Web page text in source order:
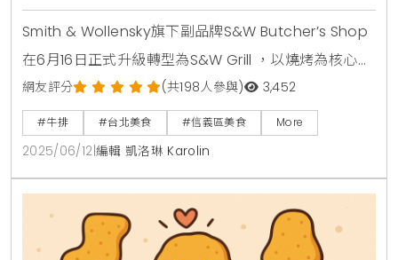
Smith & Wollensky旗下副品牌S&W Butcher’s Shop
在6月16日正式升級轉型為S&W Grill ，以燒烤為核心，
為台灣的美式餐飲市場注入一股全新的活水 。這次的品
牌升級不僅僅是名稱上的改變 ，更是將原有的精品肉舖
轉型為線上商城 ，持續提供高品質的原塊牛肉與乾式熟
成牛排的宅配服務 ，同時在實體店面則全面提升用餐體
網友評分 (共198人參與) 3,452
#牛排 #台北美食 #信義區美食 More
2025/06/12 編輯 凱洛琳 Karolin